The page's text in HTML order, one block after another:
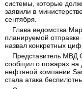
системы, которые
заявили в
сентября.
Глава ведомства
планируемой
назвал конкретных
Представитель МВД
сообщил о пожарах на
нефтяной компании
стала атака